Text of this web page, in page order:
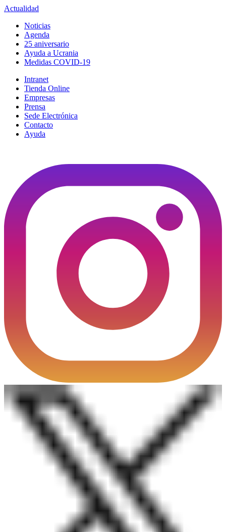
Actualidad
Noticias
Agenda
25 aniversario
Ayuda a Ucrania
Medidas COVID-19
Intranet
Tienda Online
Empresas
Prensa
Sede Electrónica
Contacto
Ayuda